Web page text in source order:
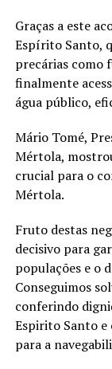
Graças a este
Espírito Santo,
precárias como
finalmente
água público,
Mário Tomé,
Mértola,
crucial para o
Mértola.
Fruto destas
decisivo para
populações e o
Conseguimos
conferindo
Espirito Santo e
para a